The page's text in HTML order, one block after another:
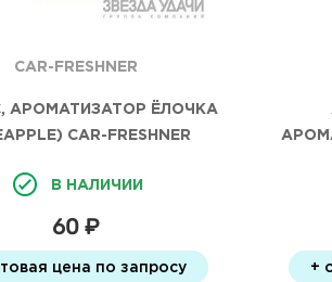
CAR-FRESHNER
АРОМАТИЗАТОР ЁЛОЧКА
CAR-FRESHNER
В НАЛИЧИИ
60 ₽
цена по запросу +